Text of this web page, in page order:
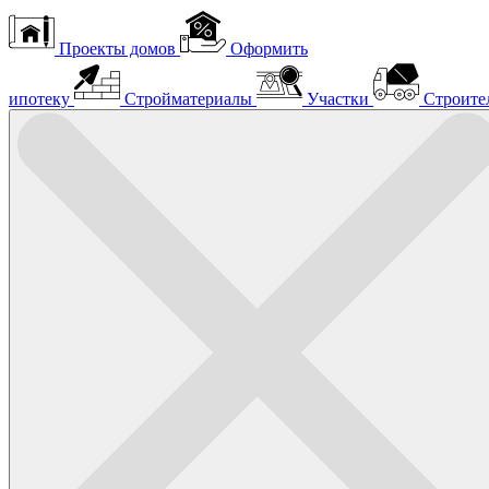
Проекты домов Оформить
ипотеку Стройматериалы Участки